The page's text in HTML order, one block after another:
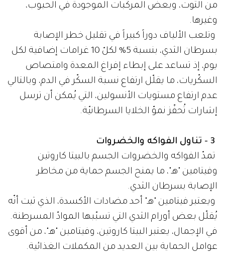
من التوت، وبعض المركّبات الموجودة في الحبوب،
وغيرها.
وتلعب الألياف دوراً كبيراً في تقليل خطر الإصابة
بسرطان الثدي، بنسبة 5% لكلّ 10 غرامات إضافية لكل
يوم، إذ تساعد على إبطاء إفراغ المعدة وامتصاص
السكّريات، ما يقلّل ارتفاع نسبة السكّر في الدم، وبالتالي
عدم ارتفاع مستويات الأنسولين، التي يُمكن أن ترسل
إشارات تُحفّز نموّ الخلايا السرطانيّة.
تمدّ الفواكه والخضروات الجسم بالبيتا كاروتين
وفيتامين "هـ"، ما يمنح الجسم حماية من مخاطر
الإصابة بسرطان الثدي.
ويعتبر فيتامين "هـ" أحد مضادات الأكسدة، الذي ثبت أنّه
يُقلّل بعض أورام الثدي التي تسبّبها الموادّ المسرطنة.
في الإجمال، يعتبر البيتا كاروتين، وفيتامين "هـ"، من أقوى
عوامل الحماية بين العديد من المكملات الغذائية.